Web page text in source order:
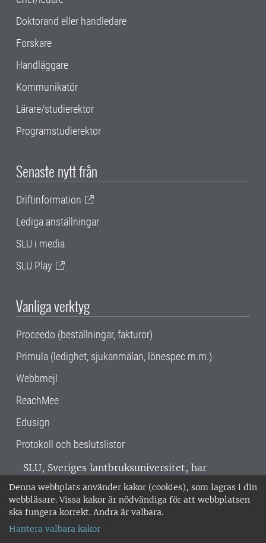
Denna webbplats använder kakor (cookies), som lagras i din
webbläsare. Vissa kakor är nödvändiga för att webbplatsen
ska fungera korrekt. Andra är valbara.
Hantera valbara kakor
Doktorand eller handledare
Forskare
Handläggare
Kommunikatör
Lärare/studierektor
Programstudierektor
Senaste nytt från
Driftinformation
Lediga anställningar
SLU i media
SLU Play
Vanliga verktyg
Proceedo (beställningar, fakturor)
Primula (ledighet, sjukanmälan, lönespec m.m.)
Webbmejl
ReachMee
Edusign
Protokoll och beslutslistor
SLU, Sveriges lantbruksuniversitet, har
verksamhet över hela Sverige. Huvudorter är
Alnarp, Uppsala och Umeå.SLU är
miljöcertifierat enligt ISO 14001. •
018-67 10 00 • Org nr: 202100-2817 •